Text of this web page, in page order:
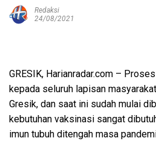
Redaksi
24/08/2021
GRESIK, Harianradar.com –
kepada seluruh lapisan
Gresik, dan saat ini sudah mulai
kebutuhan vaksinasi sangat
imun tubuh ditengah masa